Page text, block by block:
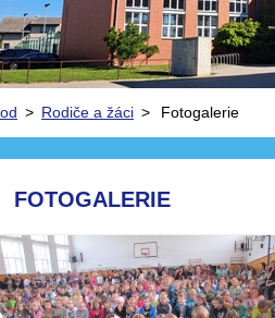
> Rodiče a žáci > Fotogalerie
FOTOGALERIE